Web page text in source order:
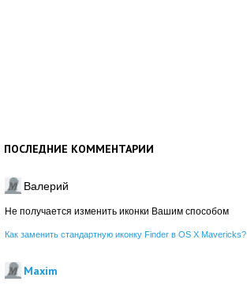
ПОСЛЕДНИЕ КОММЕНТАРИИ
Валерий
Не получается изменить иконки Вашим способом
Как заменить стандартную иконку Finder в OS X Mavericks?
Maxim